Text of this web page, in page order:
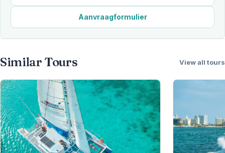
Aanvraagformulier
Similar Tours View all tours